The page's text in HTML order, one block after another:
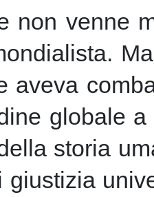
non venne
aveva
globale
storia
giustizia